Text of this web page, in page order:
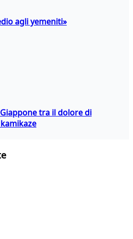
agli yemeniti»
tra il dolore di